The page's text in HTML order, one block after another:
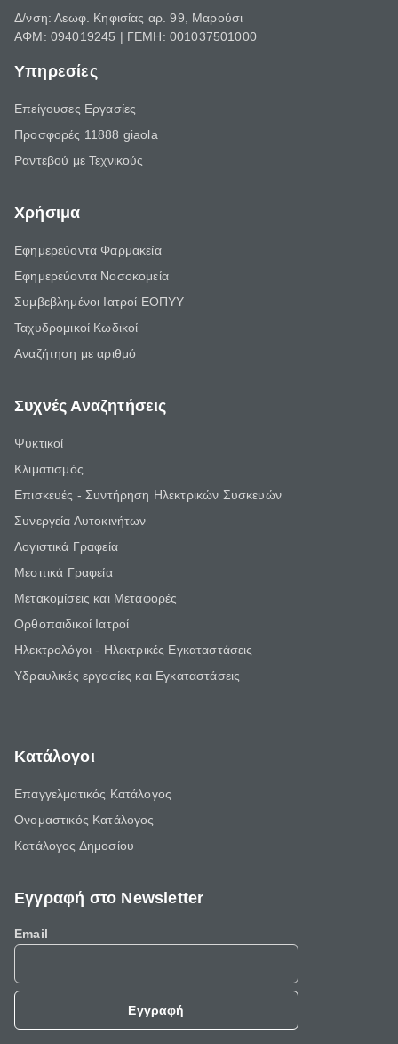
Δ/νση: Λεωφ. Κηφισίας αρ. 99, Μαρούσι
ΑΦΜ: 094019245 | ΓΕΜΗ: 001037501000
Υπηρεσίες
Επείγουσες Εργασίες
Προσφορές 11888 giaola
Ραντεβού με Τεχνικούς
Χρήσιμα
Εφημερεύοντα Φαρμακεία
Εφημερεύοντα Νοσοκομεία
Συμβεβλημένοι Ιατροί ΕΟΠΥΥ
Ταχυδρομικοί Κωδικοί
Αναζήτηση με αριθμό
Συχνές Αναζητήσεις
Ψυκτικοί
Κλιματισμός
Επισκευές - Συντήρηση Ηλεκτρικών Συσκευών
Συνεργεία Αυτοκινήτων
Λογιστικά Γραφεία
Μεσιτικά Γραφεία
Μετακομίσεις και Μεταφορές
Ορθοπαιδικοί Ιατροί
Ηλεκτρολόγοι - Ηλεκτρικές Εγκαταστάσεις
Υδραυλικές εργασίες και Εγκαταστάσεις
Κατάλογοι
Επαγγελματικός Κατάλογος
Ονομαστικός Κατάλογος
Κατάλογος Δημοσίου
Εγγραφή στο Newsletter
Email
Εγγραφή